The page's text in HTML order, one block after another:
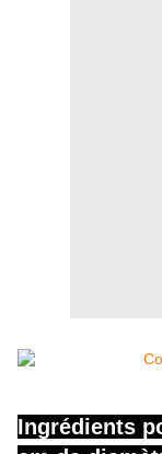
Ingrédients